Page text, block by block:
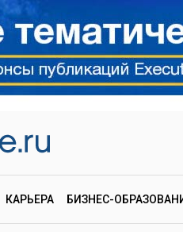
КАРЬЕРА БИЗНЕС-